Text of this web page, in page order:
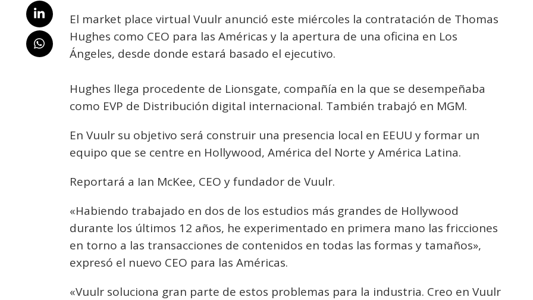
El market place virtual Vuulr anunció este miércoles la contratación de Thomas
Hughes como CEO para las Américas y la apertura de una oficina en Los
Ángeles, desde donde estará basado el ejecutivo.
Hughes llega procedente de Lionsgate, compañía en la que se desempeñaba
como EVP de Distribución digital internacional. También trabajó en MGM.
En Vuulr su objetivo será construir una presencia local en EEUU y formar un
equipo que se centre en Hollywood, América del Norte y América Latina.
Reportará a Ian McKee, CEO y fundador de Vuulr.
«Habiendo trabajado en dos de los estudios más grandes de Hollywood
durante los últimos 12 años, he experimentado en primera mano las fricciones
en torno a las transacciones de contenidos en todas las formas y tamaños»,
expresó el nuevo CEO para las Américas.
«Vuulr soluciona gran parte de estos problemas para la industria. Creo en Vuulr